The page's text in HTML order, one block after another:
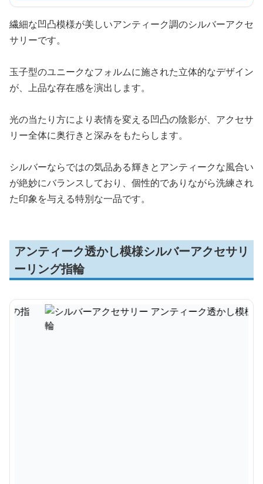
繊細な凹凸模様が美しいアンティーク調のシルバーアクセ
サリーです。
玉子型のユニークなフォルムに施された立体的なデザイン
が、上品な存在感を演出します。
光の当たり方により表情を変える凹凸の陰影が、アクセサ
リー全体に奥行きと深みをもたらします。
シルバーならではの気品ある輝きとアンティークな風合い
が絶妙にバランスしており、個性的でありながら洗練され
た印象を与える特別な一品です。
アンティーク透かし模様シルバーアクセサリ
ーリング指輪